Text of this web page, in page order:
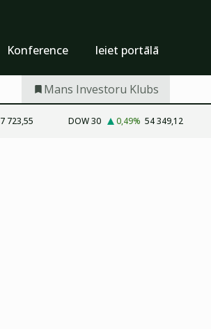
Konference Ieiet portālā
Mans Investoru Klubs
7 723,55 DOW 30 0,49% 54 349,12